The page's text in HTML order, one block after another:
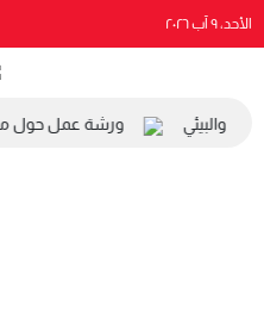
الأحد، ٩ آب ٢٠٢٦
والبيئي ورشة عمل حول